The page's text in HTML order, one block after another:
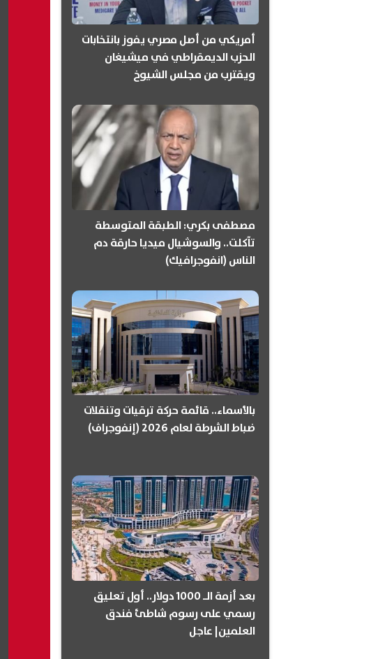
أمريكي من أصل مصري يفوز بانتخابات
الحزب الديمقراطي في ميشيغان
ويقترب من مجلس الشيوخ
مصطفى بكري: الطبقة المتوسطة
تآكلت.. والسوشيال ميديا حارقة دم
الناس (انفوجرافيك)
بالأسماء.. قائمة حركة ترقيات وتنقلات
ضباط الشرطة لعام 2026 (إنفوجراف)
بعد أزمة الـ 1000 دولار.. أول تعليق
رسمي على رسوم شاطئ فندق
العلمين| عاجل